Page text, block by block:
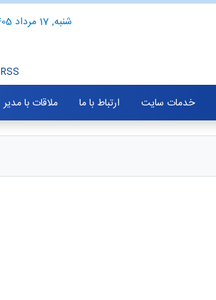
شنبه, 17 مرداد 1405
RSS
خدمات سایت ارتباط با ما ملاقات با